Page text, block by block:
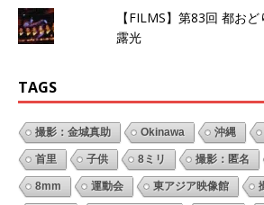
【FILMS】第83回 都お
露光
TAGS
撮影：金城真助 Okinawa 沖縄
首里 子供 8ミリ 撮影：匿名
8mm 運動会 東アジア映像館